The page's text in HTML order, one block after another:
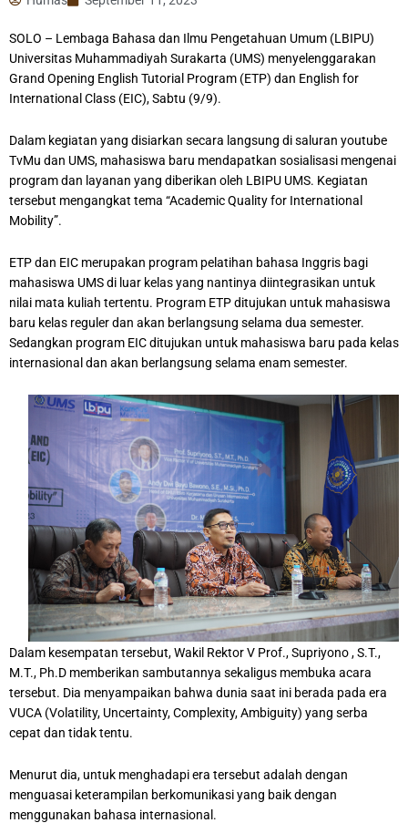
SOLO – Lembaga Bahasa dan Ilmu Pengetahuan Umum (LBIPU)
Universitas Muhammadiyah Surakarta (UMS) menyelenggarakan
Grand Opening English Tutorial Program (ETP) dan English for
International Class (EIC), Sabtu (9/9).
Dalam kegiatan yang disiarkan secara langsung di saluran youtube
TvMu dan UMS, mahasiswa baru mendapatkan sosialisasi mengenai
program dan layanan yang diberikan oleh LBIPU UMS. Kegiatan
tersebut mengangkat tema “Academic Quality for International
Mobility”.
ETP dan EIC merupakan program pelatihan bahasa Inggris bagi
mahasiswa UMS di luar kelas yang nantinya diintegrasikan untuk
nilai mata kuliah tertentu. Program ETP ditujukan untuk mahasiswa
baru kelas reguler dan akan berlangsung selama dua semester.
Sedangkan program EIC ditujukan untuk mahasiswa baru pada kelas
internasional dan akan berlangsung selama enam semester.
Dalam kesempatan tersebut, Wakil Rektor V Prof., Supriyono , S.T.,
M.T., Ph.D memberikan sambutannya sekaligus membuka acara
tersebut. Dia menyampaikan bahwa dunia saat ini berada pada era
VUCA (Volatility, Uncertainty, Complexity, Ambiguity) yang serba
cepat dan tidak tentu.
Menurut dia, untuk menghadapi era tersebut adalah dengan
menguasai keterampilan berkomunikasi yang baik dengan
menggunakan bahasa internasional.